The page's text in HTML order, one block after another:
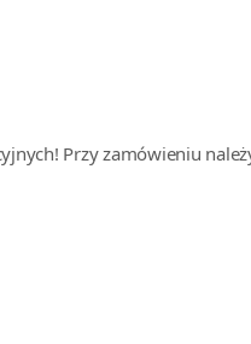
Przy zamówieniu